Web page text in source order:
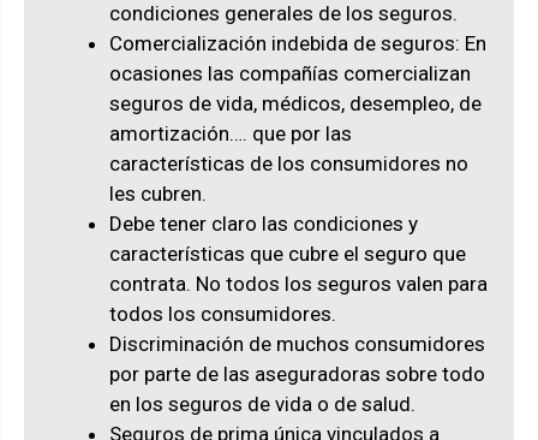
condiciones generales de los seguros.
Comercialización indebida de seguros: En
ocasiones las compañías comercializan
seguros de vida, médicos, desempleo, de
amortización…. que por las
características de los consumidores no
les cubren.
Debe tener claro las condiciones y
características que cubre el seguro que
contrata. No todos los seguros valen para
todos los consumidores.
Discriminación de muchos consumidores
por parte de las aseguradoras sobre todo
en los seguros de vida o de salud.
Seguros de prima única vinculados a